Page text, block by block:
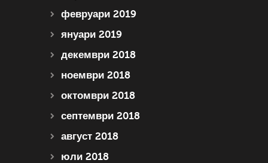
февруари 2019
януари 2019
декември 2018
ноември 2018
октомври 2018
септември 2018
август 2018
юли 2018